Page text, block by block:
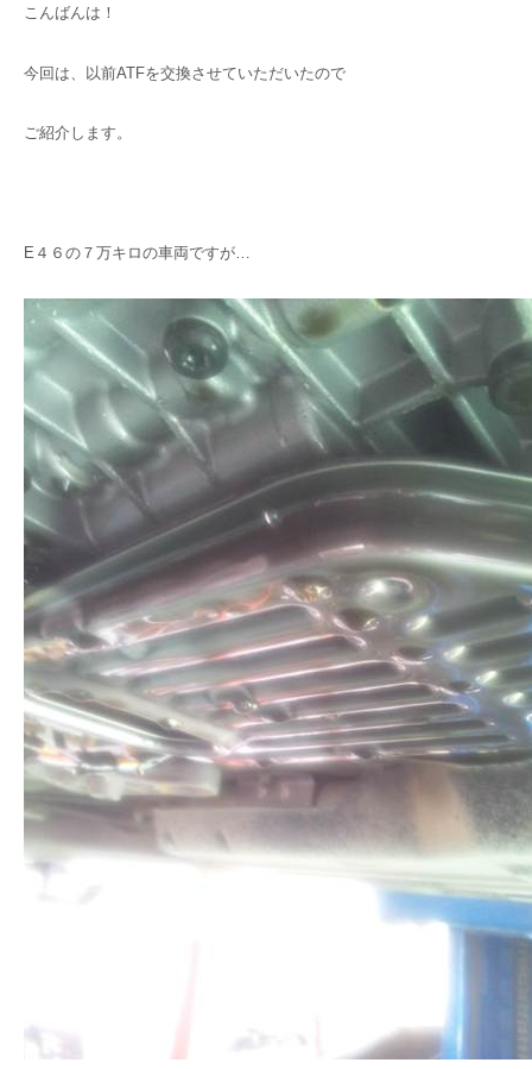
こんばんは！
今回は、以前ATFを交換させていただいたので
ご紹介します。
E４６の７万キロの車両ですが…